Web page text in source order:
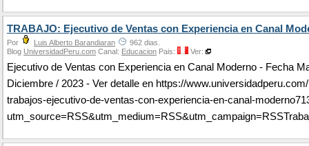
TRABAJO: Ejecutivo de Ventas con Experiencia en Canal
Por Luis Alberto Barandiaran
962 dias.
Blog UniversidadPeru.com Canal: Educacion Pais: Ver:
Ejecutivo de Ventas con Experiencia en Canal Moderno - Fecha
Diciembre / 2023 - Ver detalle en https://
trabajos-ejecutivo-de-ventas-con-experiencia-en-canal-